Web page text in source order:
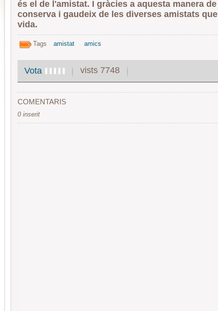
és el de l'amistat. I gràcies a aquesta manera
conserva i gaudeix de les diverses amistats
vida.
Tags amistat amics
Vota vists 7748
COMENTARIS
0 inserit